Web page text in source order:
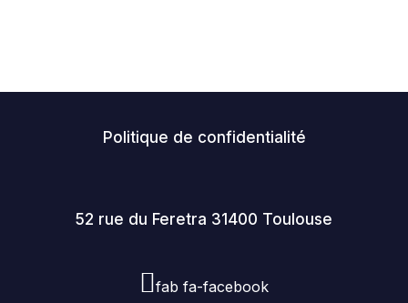
Politique de confidentialité
52 rue du Feretra 31400 Toulouse
fab fa-facebook